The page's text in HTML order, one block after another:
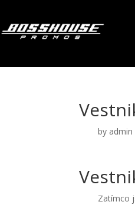
by admin
Zatímco